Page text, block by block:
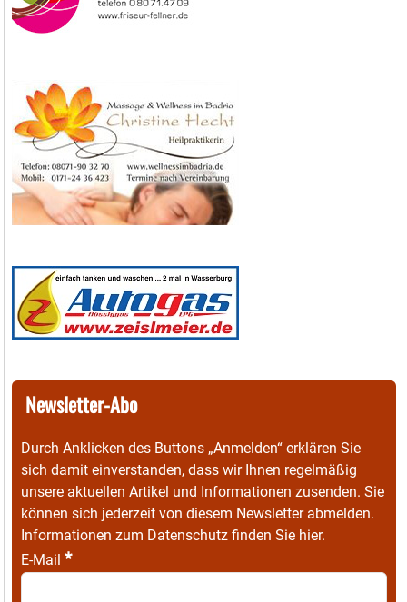
Newsletter-Abo
Durch Anklicken des Buttons „Anmelden“ erklären Sie
sich damit einverstanden, dass wir Ihnen regelmäßig
unsere aktuellen Artikel und Informationen zusenden. Sie
können sich jederzeit von diesem Newsletter abmelden.
Informationen zum Datenschutz finden Sie hier.
E-Mail *